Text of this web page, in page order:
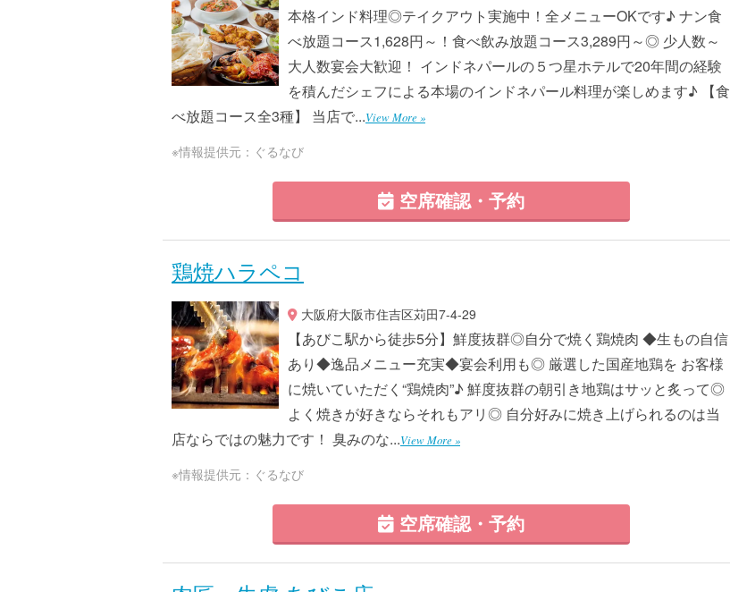
本格インド料理◎テイクアウト実施中！全メニューOKです♪ ナン食
べ放題コース1,628円～！食べ飲み放題コース3,289円～◎ 少人数～
大人数宴会大歓迎！ インドネパールの５つ星ホテルで20年間の経験
を積んだシェフによる本場のインドネパール料理が楽しめます♪ 【食
べ放題コース全3種】 当店で...View More »
※情報提供元：ぐるなび
空席確認・予約
鶏焼ハラペコ
大阪府大阪市住吉区苅田7-4-29
【あびこ駅から徒歩5分】鮮度抜群◎自分で焼く鶏焼肉 ◆生もの自信
あり◆逸品メニュー充実◆宴会利用も◎ 厳選した国産地鶏を お客様
に焼いていただく“鶏焼肉”♪ 鮮度抜群の朝引き地鶏はサッと炙って◎
よく焼きが好きならそれもアリ◎ 自分好みに焼き上げられるのは当
店ならではの魅力です！ 臭みのな...View More »
※情報提供元：ぐるなび
空席確認・予約